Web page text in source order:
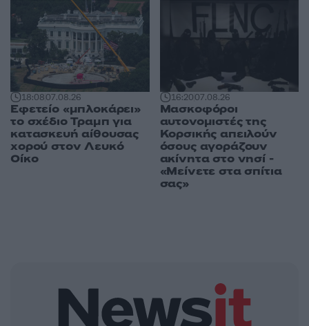
18:0807.08.26
Εφετείο «μπλοκάρει»
το σχέδιο Τραμπ για
κατασκευή αίθουσας
χορού στον Λευκό
Οίκο
16:2007.08.26
Μασκοφόροι
αυτονομιστές της
Κορσικής απειλούν
όσους αγοράζουν
ακίνητα στο νησί -
«Μείνετε στα σπίτια
σας»